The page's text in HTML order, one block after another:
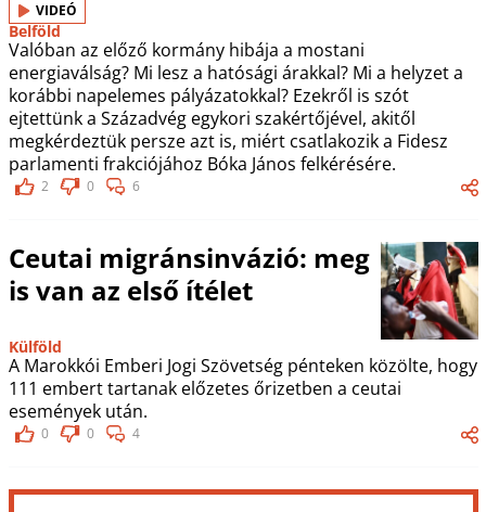
VIDEÓ
Belföld
Valóban az előző kormány hibája a mostani
energiaválság? Mi lesz a hatósági árakkal? Mi a helyzet a
korábbi napelemes pályázatokkal? Ezekről is szót
ejtettünk a Századvég egykori szakértőjével, akitől
megkérdeztük persze azt is, miért csatlakozik a Fidesz
parlamenti frakciójához Bóka János felkérésére.
2 0 6
Ceutai migránsinvázió: meg
is van az első ítélet
Külföld
A Marokkói Emberi Jogi Szövetség pénteken közölte, hogy
111 embert tartanak előzetes őrizetben a ceutai
események után.
0 0 4